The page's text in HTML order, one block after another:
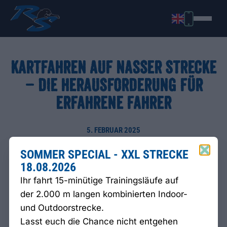
KARTFAHREN AUF NASSER STRECKE
– DIE HERAUSFORDERUNG FÜR
ERFAHRENE FAHRER
5. FEBRUAR 2025
SOMMER SPECIAL - XXL STRECKE
18.08.2026
Ihr fahrt 15-minütige Trainingsläufe auf
der 2.000 m langen kombinierten Indoor-
und Outdoorstrecke.
Lasst euch die Chance nicht entgehen